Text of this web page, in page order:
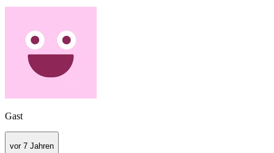
Gast
vor 7 Jahren